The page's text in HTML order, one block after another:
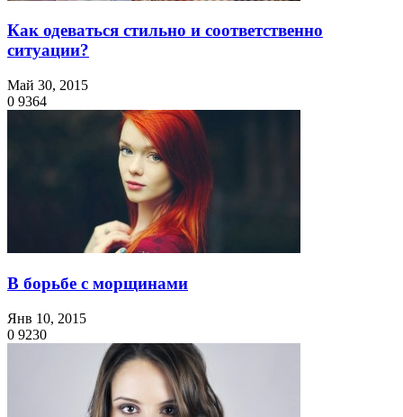
Как одеваться стильно и соответственно
ситуации?
Май 30, 2015
0 9364
В борьбе с морщинами
Янв 10, 2015
0 9230